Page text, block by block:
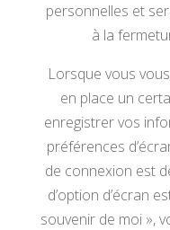
personnelles et
à la
Lorsque vous
en place un
enregistrer vos
préférences
de connexion est
d’option d’écran
souvenir de moi »,